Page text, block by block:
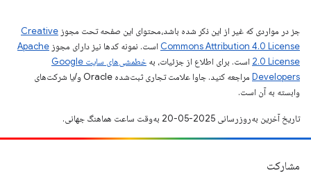
جز در مواردی که غیر از این ذکر شده باشد،‌محتوای این صفحه تحت مجوز Creative
Commons Attribution 4.0 License است. نمونه کدها نیز دارای مجوز Apache
2.0 License است. برای اطلاع از جزئیات، به
خطمشی‌های سایت Google
Developers‏
مراجعه کنید. جاوا علامت تجاری ثبت‌شده Oracle و/یا شرکت‌های
وابسته به آن است.
تاریخ آخرین به‌روزرسانی 2025-05-20 به‌وقت ساعت هماهنگ جهانی.
مشارکت